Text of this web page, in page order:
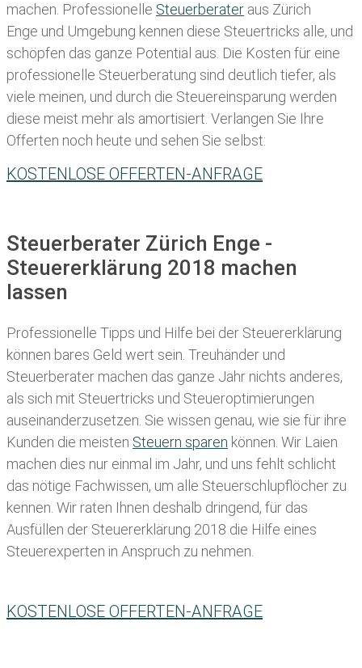
machen. Professionelle Steuerberater aus Zürich
Enge und Umgebung kennen diese Steuertricks alle, und
schöpfen das ganze Potential aus. Die Kosten für eine
professionelle Steuerberatung sind deutlich tiefer, als
viele meinen, und durch die Steuereinsparung werden
diese meist mehr als amortisiert. Verlangen Sie Ihre
Offerten noch heute und sehen Sie selbst:
KOSTENLOSE OFFERTEN-ANFRAGE
Steuerberater Zürich Enge -
Steuererklärung 2018 machen
lassen
Professionelle Tipps und Hilfe bei der Steuererklärung
können bares Geld wert sein. Treuhänder und
Steuerberater machen das ganze Jahr nichts anderes,
als sich mit Steuertricks und Steueroptimierungen
auseinanderzusetzen. Sie wissen genau, wie sie für ihre
Kunden die meisten Steuern sparen können. Wir Laien
machen dies nur einmal im Jahr, und uns fehlt schlicht
das nötige Fachwissen, um alle Steuerschlupflöcher zu
kennen. Wir raten Ihnen deshalb dringend, für das
Ausfüllen der Steuererklärung 2018 die Hilfe eines
Steuerexperten in Anspruch zu nehmen.
KOSTENLOSE OFFERTEN-ANFRAGE